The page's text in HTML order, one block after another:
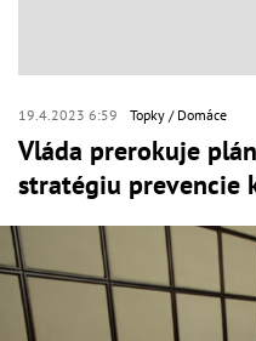
19.4.2023 6:59 Topky Domáce
Vláda prerokuje
stratégiu prevencie